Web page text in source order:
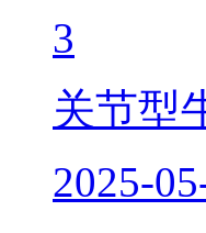
3
关节型
2025-